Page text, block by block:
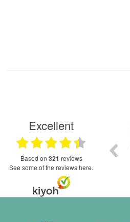
Excellent
based on 321 reviews
see some of the reviews here.
via telefoon en mail waardoor ik een